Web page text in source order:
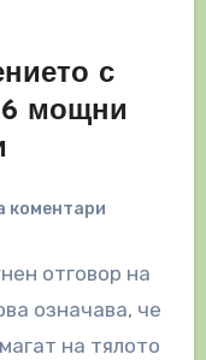
с
6 мощни
коментари
отговор на
означава, че
на тялото